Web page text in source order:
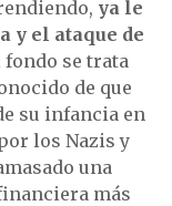
ya le
y el ataque de
se trata
de que
su infancia en
los Nazis y
una
más